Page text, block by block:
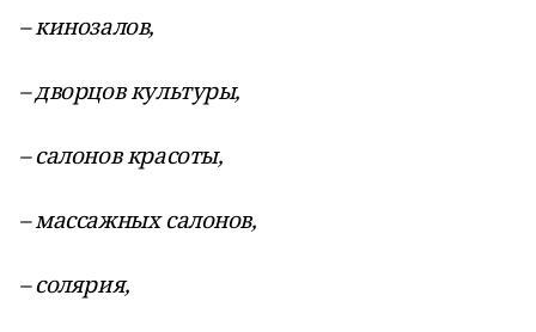
– кинозалов,
– дворцов культуры,
– салонов красоты,
– массажных салонов,
– солярия,